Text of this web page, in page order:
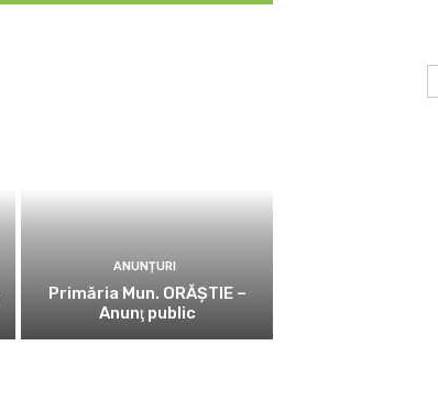
ANUNȚURI
Primăria Mun. ORĂȘTIE –
Anunţ public